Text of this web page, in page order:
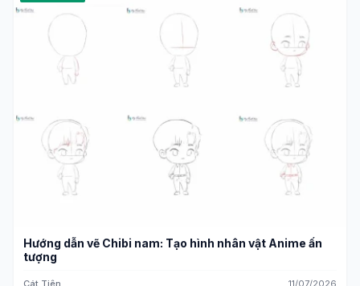
Hướng dẫn vẽ Chibi nam: Tạo hình nhân vật Anime ấn
tượng
Cát Tiên 11/07/2026